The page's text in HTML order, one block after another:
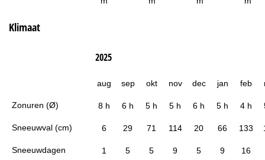
Klimaat
Zonuren (Ø)
Sneeuwval (cm)
Sneeuwdagen
2025
aug sep okt nov dec jan feb
8 h 6 h 5 h 5 h 6 h 5 h 4 h
6 29 71 114 20 66 133
1 5 5 9 5 9 16